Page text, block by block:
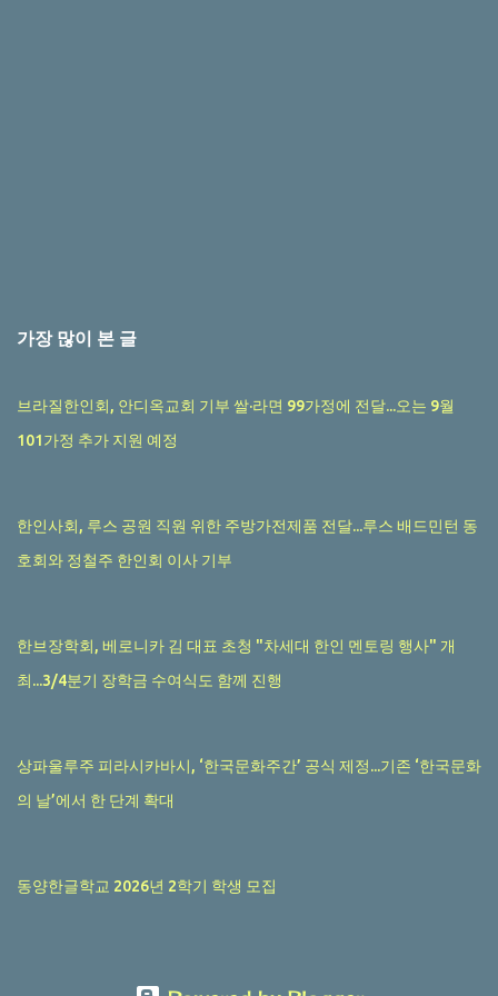
가장 많이 본 글
브라질한인회, 안디옥교회 기부 쌀·라면 99가정에 전달...오는 9월
101가정 추가 지원 예정
한인사회, 루스 공원 직원 위한 주방가전제품 전달...루스 배드민턴 동
호회와 정철주 한인회 이사 기부
한브장학회, 베로니카 김 대표 초청 "차세대 한인 멘토링 행사" 개
최...3/4분기 장학금 수여식도 함께 진행
상파울루주 피라시카바시, ‘한국문화주간’ 공식 제정...기존 ‘한국문화
의 날’에서 한 단계 확대
동양한글학교 2026년 2학기 학생 모집